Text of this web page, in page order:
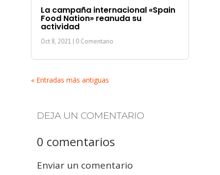
La campaña internacional «Spain
Food Nation» reanuda su
actividad
Oct 8, 2021 | 0 Comentario
« Entradas más antiguas
DEJA UN COMENTARIO
0 comentarios
Enviar un comentario